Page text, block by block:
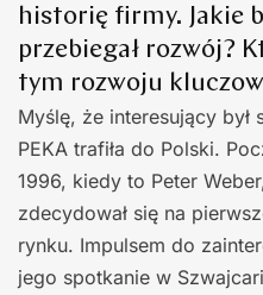
historię firmy. Jakie
przebiegał rozwój?
tym rozwoju
Myślę, że interesujący
PEKA trafiła do Polski.
1996, kiedy to Peter
zdecydował się na
rynku. Impulsem do
jego spotkanie w